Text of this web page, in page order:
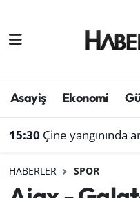
Asayiş Ekonomi
15:30 Çine yangınında aracıyla
HABERLER SPOR
Afyonkarahisar
Çevre
Genel
Aydın Hava
Süper Lig Puan
Son Dakika